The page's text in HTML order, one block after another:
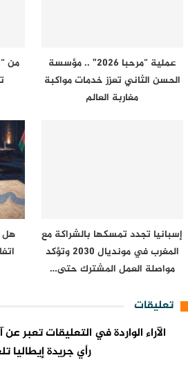
عملية “مرحبا 2026” .. مؤسسة
الحسن الثاني تعزز خدمات مواكبة
مغاربة العالم
من
إسبانيا تجدد تمسكها بالشراكة مع
المغرب في مونديال 2030 وتؤكد
مواصلة العمل المشترك حتى…
هل
تعليقات
الآراء الواردة في التعليقات تعبر
رأي جريدة إيطاليا